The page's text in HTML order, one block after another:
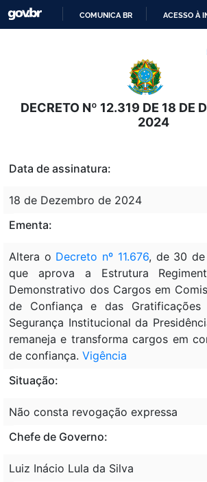
O
CONTEÚDO
COMUNICA BR ACESSO À
DECRETO Nº 12.319 DE 18 DE
2024
Data de assinatura:
18 de Dezembro de 2024
Ementa:
Altera o Decreto nº 11.676, de 30
que aprova a Estrutura
Demonstrativo dos Cargos em
de Confiança e das
Segurança Institucional da
remaneja e transforma cargos em
de confiança. Vigência
Situação:
Não consta revogação expressa
Chefe de Governo:
Luiz Inácio Lula da Silva